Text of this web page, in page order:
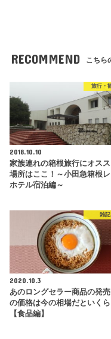
RECOMMEND こちら
旅行・
2018.10.10
家族連れの箱根旅行にオス
場所はここ！～小田急箱根レ
ホテル宿泊編～
雑記
2020.10.3
あのロングセラー商品の発
の価格は今の相場だといくら
【食品編】